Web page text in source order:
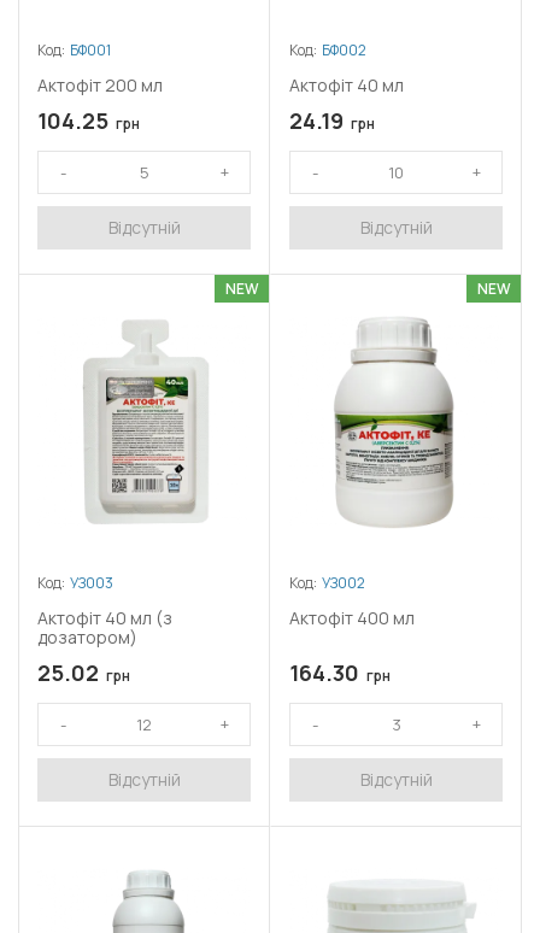
Код: БФ001
Актофіт 200 мл
104.25 грн
Відсутній
Код: БФ002
Актофіт 40 мл
24.19 грн
Відсутній
NEW
Код: УЗ003
Актофіт 40 мл (з
дозатором)
25.02 грн
Відсутній
NEW
Код: УЗ002
Актофіт 400 мл
164.30 грн
Відсутній